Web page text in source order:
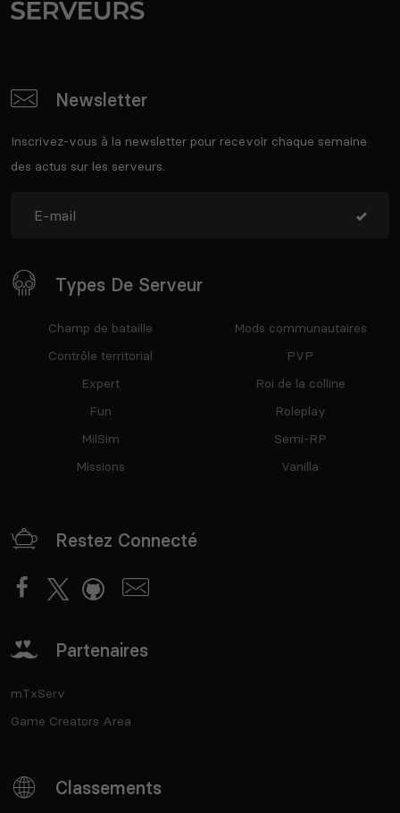
Newsletter
Inscrivez-vous à la newsletter pour recevoir chaque semaine
des actus sur les serveurs.
Types De Serveur
Champ de bataille
Contrôle territorial
Expert
Fun
MilSim
Missions
Mods communautaires
PVP
Roi de la colline
Roleplay
Semi-RP
Vanilla
Restez Connecté
Partenaires
mTxServ
Game Creators Area
Classements